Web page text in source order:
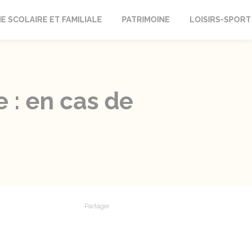
SCOLAIRE ET FAMILIALE PATRIMOINE LOISIRS-SPORT
: en cas de
Partager